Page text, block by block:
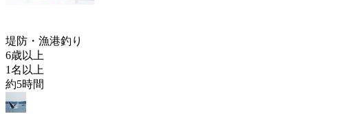
堤防・漁港釣り
6歳以上
1名以上
約5時間